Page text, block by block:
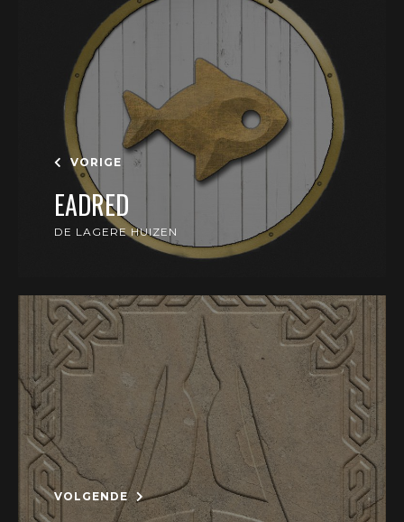
VORIGE
EADRED
DE LAGERE HUIZEN
VOLGENDE